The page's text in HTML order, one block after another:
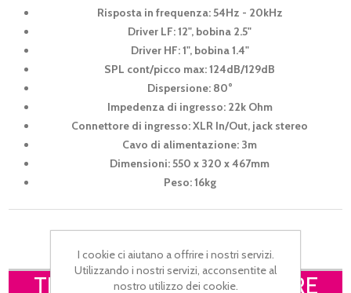
Risposta in frequenza: 54Hz - 20kHz
Driver LF: 12", bobina 2.5"
Driver HF: 1", bobina 1.4"
SPL cont/picco max: 124dB/129dB
Dispersione: 80°
Impedenza di ingresso: 22k Ohm
Connettore di ingresso: XLR In/Out, jack stereo
Cavo di alimentazione: 3m
Dimensioni: 550 x 320 x 467mm
Peso: 16kg
TI POTREBBE INTERESSARE
I cookie ci aiutano a offrire i nostri servizi.
Utilizzando i nostri servizi, acconsentite al
nostro utilizzo dei cookie.